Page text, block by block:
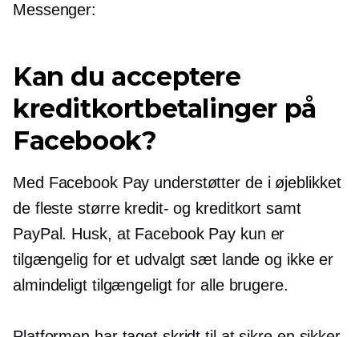
Messenger:
Kan du acceptere
kreditkortbetalinger på
Facebook?
Med Facebook Pay understøtter de i øjeblikket
de fleste større kredit- og kreditkort samt
PayPal. Husk, at Facebook Pay kun er
tilgængelig for et udvalgt sæt lande og ikke er
almindeligt tilgængeligt for alle brugere.